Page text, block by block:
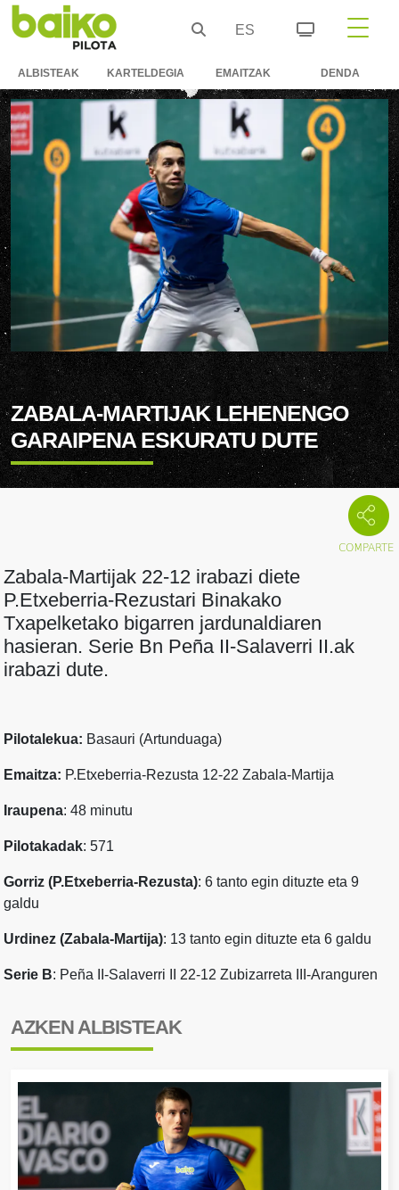
ES
ALBISTEAK KARTELDEGIA EMAITZAK DENDA
ZABALA-MARTIJAK LEHENENGO
GARAIPENA ESKURATU DUTE
Zabala-Martijak 22-12 irabazi diete
P.Etxeberria-Rezustari Binakako
Txapelketako bigarren jardunaldiaren
hasieran. Serie Bn Peña II-Salaverri II.ak
irabazi dute.
Pilotalekua: Basauri (Artunduaga)
Emaitza: P.Etxeberria-Rezusta 12-22 Zabala-Martija
Iraupena: 48 minutu
Pilotakadak: 571
Gorriz (P.Etxeberria-Rezusta): 6 tanto egin dituzte eta 9
galdu
Urdinez (Zabala-Martija): 13 tanto egin dituzte eta 6 galdu
Serie B: Peña II-Salaverri II 22-12 Zubizarreta III-Aranguren
AZKEN ALBISTEAK